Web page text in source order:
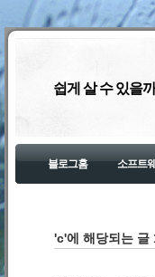
쉽게 살 수 있을
블로그홈 소프트
'c'에 해당되는 글